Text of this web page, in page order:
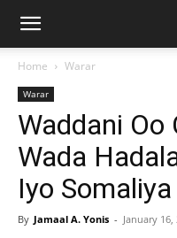
Home Warar
Warar
Waddani Oo
Wada
Iyo
By Jamaal A. Yonis - January 16,